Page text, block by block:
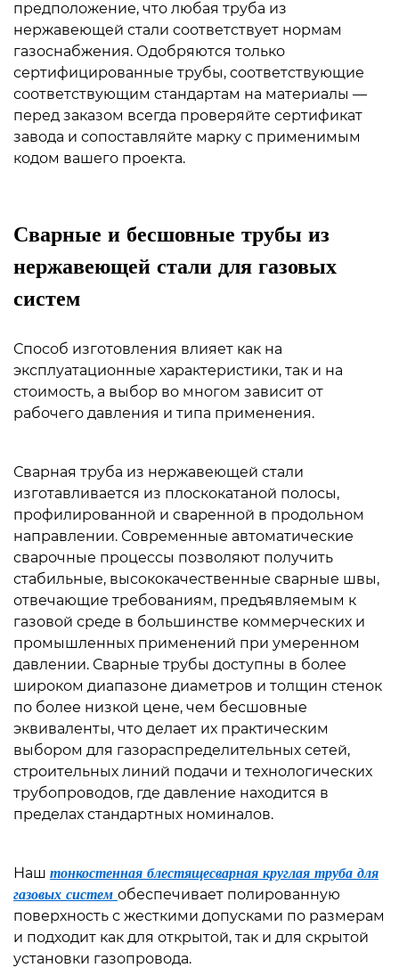
предположение, что любая труба из
нержавеющей стали соответствует нормам
газоснабжения. Одобряются только
сертифицированные трубы, соответствующие
соответствующим стандартам на материалы —
перед заказом всегда проверяйте сертификат
завода и сопоставляйте марку с применимым
кодом вашего проекта.
Сварные и бесшовные трубы из
нержавеющей стали для газовых
систем
Способ изготовления влияет как на
эксплуатационные характеристики, так и на
стоимость, а выбор во многом зависит от
рабочего давления и типа применения.
Сварная труба из нержавеющей стали
изготавливается из плоскокатаной полосы,
профилированной и сваренной в продольном
направлении. Современные автоматические
сварочные процессы позволяют получить
стабильные, высококачественные сварные швы,
отвечающие требованиям, предъявляемым к
газовой среде в большинстве коммерческих и
промышленных применений при умеренном
давлении. Сварные трубы доступны в более
широком диапазоне диаметров и толщин стенок
по более низкой цене, чем бесшовные
эквиваленты, что делает их практическим
выбором для газораспределительных сетей,
строительных линий подачи и технологических
трубопроводов, где давление находится в
пределах стандартных номиналов.
Наш тонкостенная блестящесварная круглая труба для
газовых систем обеспечивает полированную
поверхность с жесткими допусками по размерам
и подходит как для открытой, так и для скрытой
установки газопровода.